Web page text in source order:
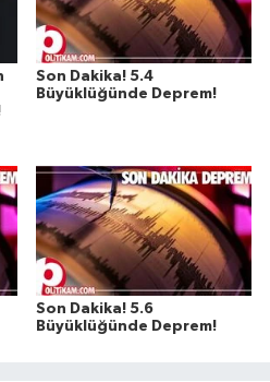
Son Dakika! 5.4
Büyüklüğünde Deprem!
Son Dakika! 5.6
Büyüklüğünde Deprem!